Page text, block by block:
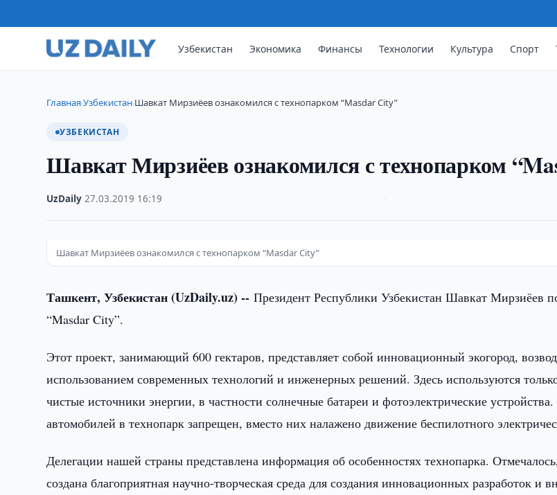
Узбекистан Экономика Финансы Технологии Культура Спорт
Главная›Узбекистан›Шавкат Мирзиёев ознакомился с технопарком “Masdar City”
УЗБЕКИСТАН
Шавкат Мирзиёев ознакомился с технопарком
UzDaily ·27.03.2019 16:19
Шавкат Мирзиёев ознакомился с технопарком “Masdar City”
Ташкент, Узбекистан (UzDaily.uz) -- Президент Республики Узбекистан Шавкат Мирзиёев
“Masdar City”.
Этот проект, занимающий 600 гектаров, представляет собой инновационный экогород,
использованием современных технологий и инженерных решений. Здесь используются
чистые источники энергии, в частности солнечные батареи и фотоэлектрические
автомобилей в технопарк запрещен, вместо них налажено движение беспилотного
Делегации нашей страны представлена информация об особенностях технопарка.
создана благоприятная научно-творческая среда для создания инновационных разработок и